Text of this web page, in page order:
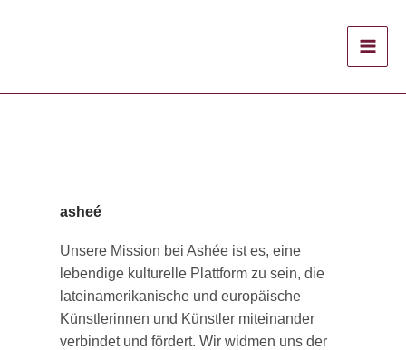
asheé
Unsere Mission bei Ashée ist es, eine
lebendige kulturelle Plattform zu sein, die
lateinamerikanische und europäische
Künstlerinnen und Künstler miteinander
verbindet und fördert. Wir widmen uns der